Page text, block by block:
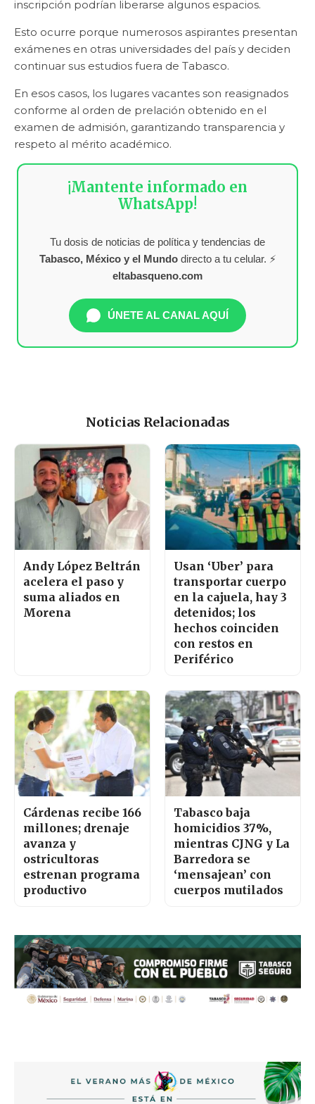
inscripción podrían liberarse algunos espacios.
Esto ocurre porque numerosos aspirantes presentan
exámenes en otras universidades del país y deciden
continuar sus estudios fuera de Tabasco.
En esos casos, los lugares vacantes son reasignados
conforme al orden de prelación obtenido en el
examen de admisión, garantizando transparencia y
respeto al mérito académico.
¡Mantente informado en
WhatsApp!
Tu dosis de noticias de política y tendencias de
Tabasco, México y el Mundodirecto a tu celular. ⚡
eltabasqueno.com
ÚNETE AL CANAL AQUÍ
Noticias Relacionadas
Andy López Beltrán
acelera el paso y
suma aliados en
Morena
Usan ‘Uber’ para
transportar cuerpo
en la cajuela, hay 3
detenidos; los
hechos coinciden
con restos en
Periférico
Cárdenas recibe 166
millones; drenaje
avanza y
ostricultoras
estrenan programa
productivo
Tabasco baja
homicidios 37%,
mientras CJNG y La
Barredora se
‘mensajean’ con
cuerpos mutilados